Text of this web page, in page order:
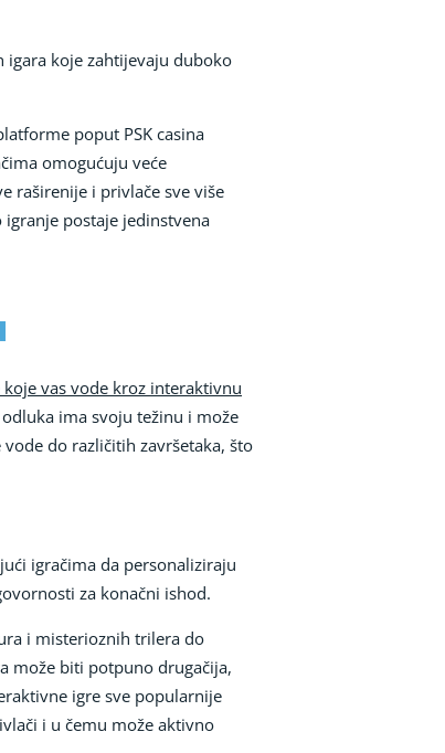
koje zahtijevaju duboko
poput PSK casina
omogućuju veće
raširenije i privlače sve više
postaje jedinstvena
koje vas vode kroz interaktivnu
ima svoju težinu i može
do različitih završetaka, što
igračima da personaliziraju
za konačni ishod.
i misterioznih trilera do
može biti potpuno drugačija,
igre sve popularnije
i u čemu može aktivno